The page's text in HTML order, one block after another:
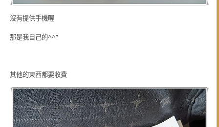
沒有提供手機喔
那是我自己的^^”
其他的東西都要收費